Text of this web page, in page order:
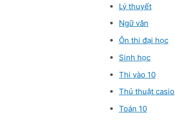
Lý thuyết
Ngữ văn
Ôn thi đại học
Sinh học
Thi vào 10
Thủ thuật casio
Toán 10